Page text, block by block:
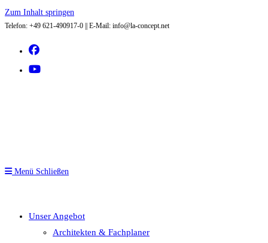
Zum Inhalt springen
Telefon: +49 621-490917-0 || E-Mail: info@la-concept.net
Menü Schließen
Unser Angebot
Architekten & Fachplaner